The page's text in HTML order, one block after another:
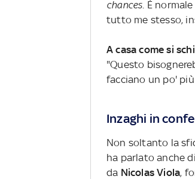
chances. È
tutto me stesso,
A casa come si
"Questo
facciano un po'
Inzaghi in
Non soltanto la
ha parlato anche
da Nicolas Viola,